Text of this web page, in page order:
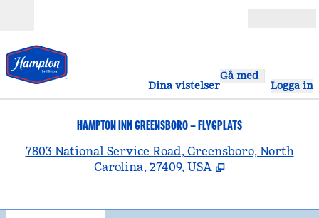
Dina vistelser
Gå med
Logga in
HAMPTON INN GREENSBORO – FLYGPLATS
7803 National Service Road, Greensboro, North
Carolina, 27409, USA